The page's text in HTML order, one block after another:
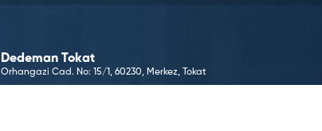
Dedeman Tokat
Orhangazi Cad. No: 15/1, 60230, Merkez, Tokat